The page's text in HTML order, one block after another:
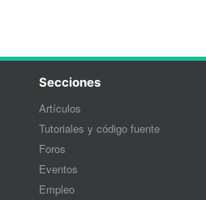
Secciones
Artículos
Tutoriales y código fuente
Foros
Eventos
Empleo